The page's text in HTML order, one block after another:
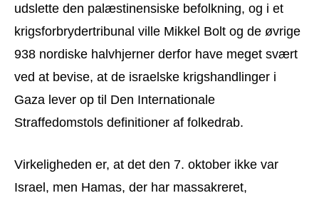
udslette den palæstinensiske befolkning, og i et
krigsforbrydertribunal ville Mikkel Bolt og de øvrige
938 nordiske halvhjerner derfor have meget svært
ved at bevise, at de israelske krigshandlinger i
Gaza lever op til Den Internationale
Straffedomstols definitioner af folkedrab.
Virkeligheden er, at det den 7. oktober ikke var
Israel, men Hamas, der har massakreret,